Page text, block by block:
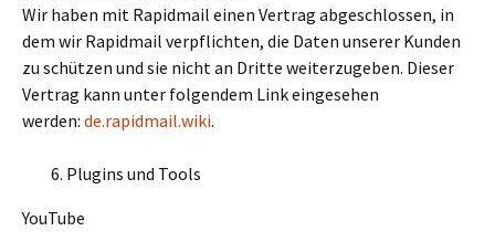
Wir haben mit Rapidmail einen Vertrag abgeschlossen, in
dem wir Rapidmail verpflichten, die Daten unserer Kunden
zu schützen und sie nicht an Dritte weiterzugeben. Dieser
Vertrag kann unter folgendem Link eingesehen
werden: de.rapidmail.wiki.
Plugins und Tools
YouTube